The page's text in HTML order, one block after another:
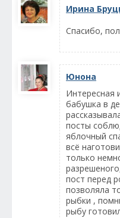
Ирина
Спасибо,
Юнона
Интересная
бабушка в
посты
яблочный
всё
только
пост перед
позволяла
рыбки ,
рыбу